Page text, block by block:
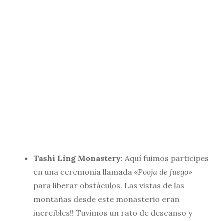
Tashi Ling Monastery: Aquí fuimos participes
en una ceremonia llamada «Pooja de fuego»
para liberar obstáculos. Las vistas de las
montañas desde este monasterio eran
increíbles!! Tuvimos un rato de descanso y